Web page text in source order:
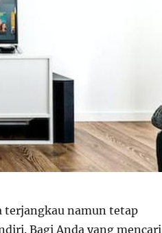
namun tetap
Bagi Anda yang mencari